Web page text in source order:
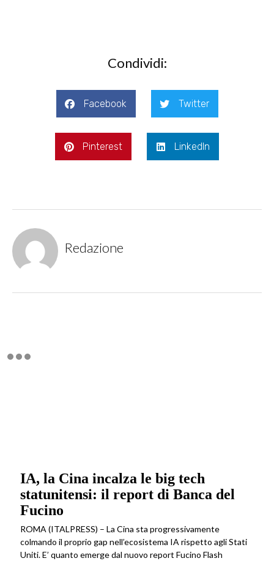
Condividi:
Facebook Twitter
Pinterest LinkedIn
Redazione
IA, la Cina incalza le big tech
statunitensi: il report di Banca del
Fucino
ROMA (ITALPRESS) – La Cina sta progressivamente
colmando il proprio gap nell’ecosistema IA rispetto agli Stati
Uniti. E’ quanto emerge dal nuovo report Fucino Flash